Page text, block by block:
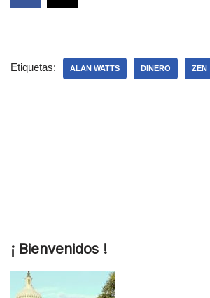
Etiquetas: ALAN WATTS DINERO ZEN
¡ Bienvenidos !